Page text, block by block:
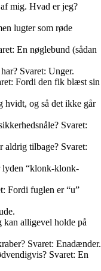
mig. Hvad er jeg?
lugter som røde
En nøglebund (sådan
Svaret: Unger.
Fordi den fik blæst sin
hvidt, og så det ikke går
Svaret:
aldrig tilbage? Svaret:
lyden “klonk-klonk-
Fordi fuglen er “u”
kan alligevel holde på
Svaret: Enadænder.
Svaret: En